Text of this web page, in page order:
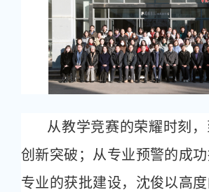
从教学竞赛的荣耀时刻
创新突破；从专业预警的成
专业的获批建设，沈俊以高